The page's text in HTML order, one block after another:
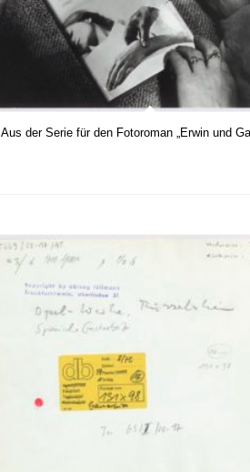
Aus der Serie für den Fotoroman „Erwin und